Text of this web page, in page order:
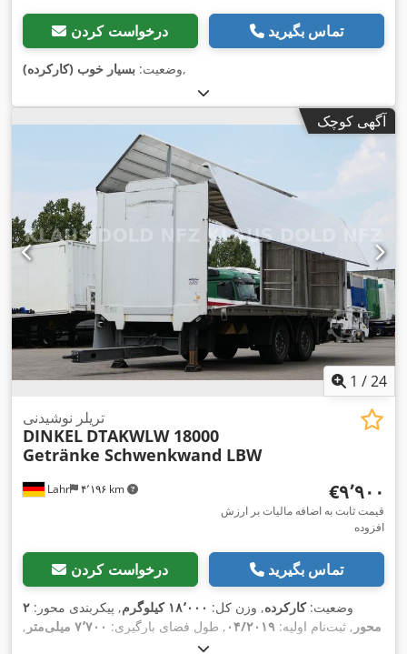
درخواست کردن تماس بگیرید
وضعیت: بسیار خوب (کارکرده) ,
آگهی کوچک
1 /24
Lahr ۴٬۱۹۶ km
تریلر نوشیدنی
DINKEL DTAKWLW 18000
Getränke Schwenkwand LBW
‎€۹٬۹۰۰
قیمت ثابت به اضافه مالیات بر ارزش
افزوده
درخواست کردن تماس بگیرید
وضعیت:کارکرده, وزن کل: ۱۸٬۰۰۰ کیلوگرم , پیکربندی محور: ۲
محور , ثبت‌نام اولیه: ۰۴/۲۰۱۹ , طول فضای بارگیری: ۷٬۷۰۰ میلی‌متر
,